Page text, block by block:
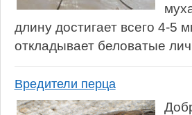
длину достигает всего 4-5
откладывает беловатые
Вредители перца